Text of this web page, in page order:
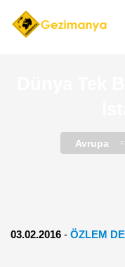
Avrupa
03.02.2016 - ÖZLEM